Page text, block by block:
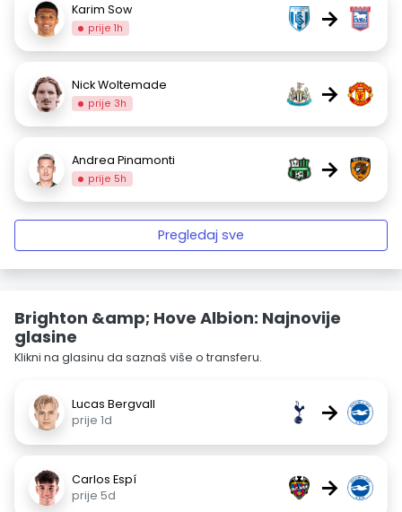
Karim Sow
prije 1h →
Nick Woltemade
prije 3h →
Andrea Pinamonti
prije 5h →
Pregledaj sve
Brighton &amp; Hove Albion: Najnovije
glasine
Klikni na glasinu da saznaš više o transferu.
Lucas Bergvall
prije 1d
→
Carlos Espí
prije 5d
→